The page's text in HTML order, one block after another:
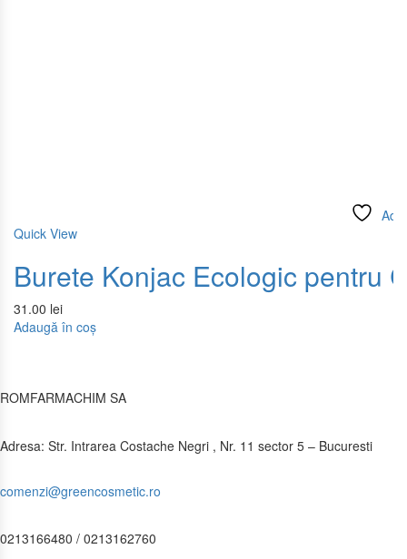
Quick View
Burete Konjac Ecologic pentru
31.00 lei
Adaugă în coș
ROMFARMACHIM SA
Adresa: Str. Intrarea Costache Negri , Nr. 11 sector 5 – Bucuresti
comenzi@greencosmetic.ro
0213166480 / 0213162760